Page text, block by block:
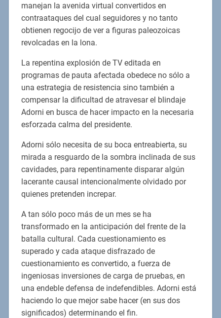
manejan la avenida virtual convertidos en
contraataques del cual seguidores y no tanto
obtienen regocijo de ver a figuras paleozoicas
revolcadas en la lona.
La repentina explosión de TV editada en
programas de pauta afectada obedece no sólo a
una estrategia de resistencia sino también a
compensar la dificultad de atravesar el blindaje
Adorni en busca de hacer impacto en la necesaria
esforzada calma del presidente.
Adorni sólo necesita de su boca entreabierta, su
mirada a resguardo de la sombra inclinada de sus
cavidades, para repentinamente disparar algún
lacerante causal intencionalmente olvidado por
quienes pretenden increpar.
A tan sólo poco más de un mes se ha
transformado en la anticipación del frente de la
batalla cultural. Cada cuestionamiento es
superado y cada ataque disfrazado de
cuestionamiento es convertido, a fuerza de
ingeniosas inversiones de carga de pruebas, en
una endeble defensa de indefendibles. Adorni está
haciendo lo que mejor sabe hacer (en sus dos
significados) determinando el fin.